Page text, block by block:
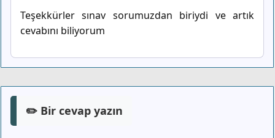
Teşekkürler sınav sorumuzdan biriydi ve artık
cevabını biliyorum
✏️ Bir cevap yazın